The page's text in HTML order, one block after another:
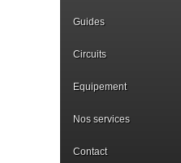
Guides
Circuits
Equipement
Nos services
Contact